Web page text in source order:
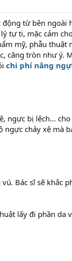
từ bên ngoài
tự ti, mặc cảm
mỹ, phẫu thuật
căng tròn như ý.
chi phí nâng
ngực bị lệch…
chảy xệ mà
Bác sĩ sẽ khắc
lấy đi phần da